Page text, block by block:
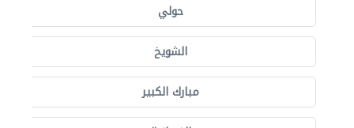
حولي
الشويخ
مبارك الكبير